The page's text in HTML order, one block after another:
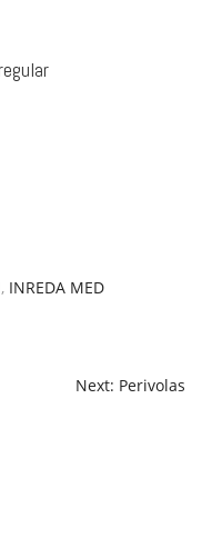
, INREDA MED
Next: Perivolas